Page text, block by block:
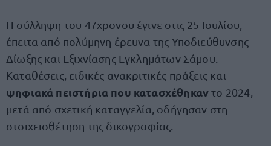
Η σύλληψη του 47χρονου έγινε στις 25 Ιουλίου,
έπειτα από πολύμηνη έρευνα της Υποδιεύθυνσης
Δίωξης και Εξιχνίασης Εγκλημάτων Σάμου.
Καταθέσεις, ειδικές ανακριτικές πράξεις και
ψηφιακά πειστήρια που κατασχέθηκαντο 2024,
μετά από σχετική καταγγελία, οδήγησαν στη
στοιχειοθέτηση της δικογραφίας.